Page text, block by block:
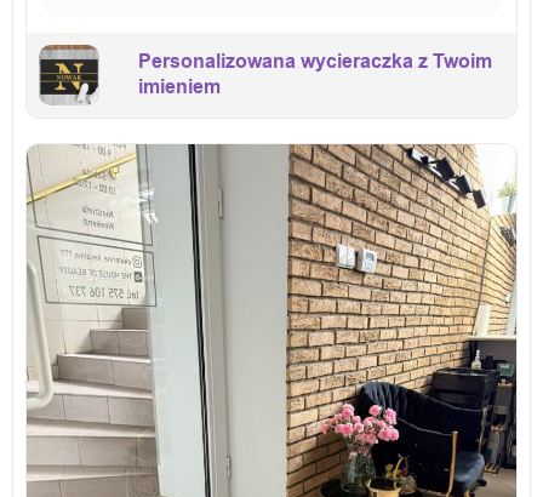
Personalizowana wycieraczka z Twoim
imieniem